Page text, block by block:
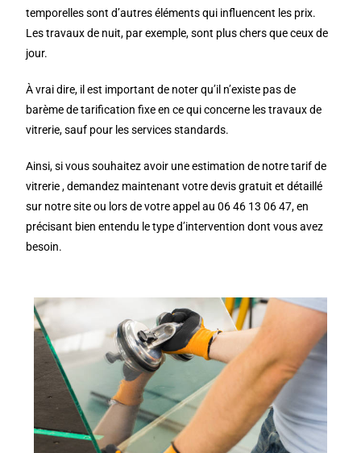
temporelles sont d’autres éléments qui influencent les prix.
Les travaux de nuit, par exemple, sont plus chers que ceux de
jour.
À vrai dire, il est important de noter qu’il n’existe pas de
barème de tarification fixe en ce qui concerne les travaux de
vitrerie, sauf pour les services standards.
Ainsi, si vous souhaitez avoir une estimation de notre tarif de
vitrerie , demandez maintenant votre devis gratuit et détaillé
sur notre site ou lors de votre appel au 06 46 13 06 47, en
précisant bien entendu le type d’intervention dont vous avez
besoin.